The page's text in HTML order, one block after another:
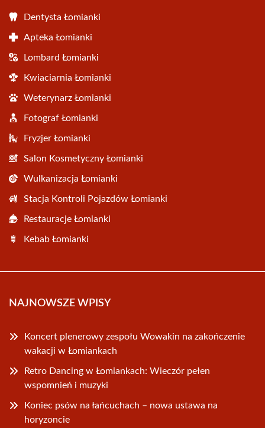
Dentysta Łomianki
Apteka Łomianki
Lombard Łomianki
Kwiaciarnia Łomianki
Weterynarz Łomianki
Fotograf Łomianki
Fryzjer Łomianki
Salon Kosmetyczny Łomianki
Wulkanizacja Łomianki
Stacja Kontroli Pojazdów Łomianki
Restauracje Łomianki
Kebab Łomianki
NAJNOWSZE WPISY
Koncert plenerowy zespołu Wowakin na zakończenie
wakacji w Łomiankach
Retro Dancing w Łomiankach: Wieczór pełen
wspomnień i muzyki
Koniec psów na łańcuchach – nowa ustawa na
horyzoncie